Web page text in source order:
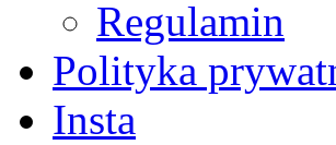
Regulamin
Polityka
Insta